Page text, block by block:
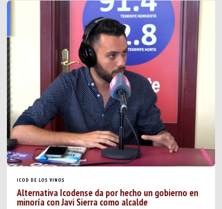
ICOD DE LOS VINOS
Alternativa Icodense da por hecho un gobierno en
minoría con Javi Sierra como alcalde